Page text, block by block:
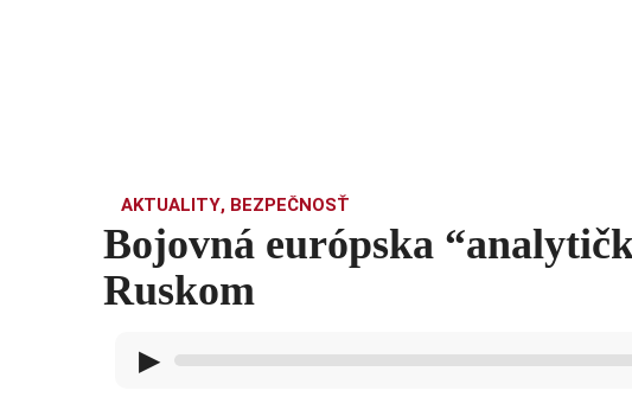
AKTUALITY, BEZPEČNOSŤ
Bojovná európska
Ruskom
▶